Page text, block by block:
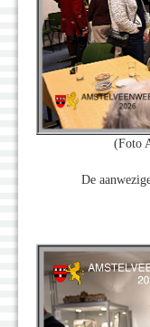
(Foto
De